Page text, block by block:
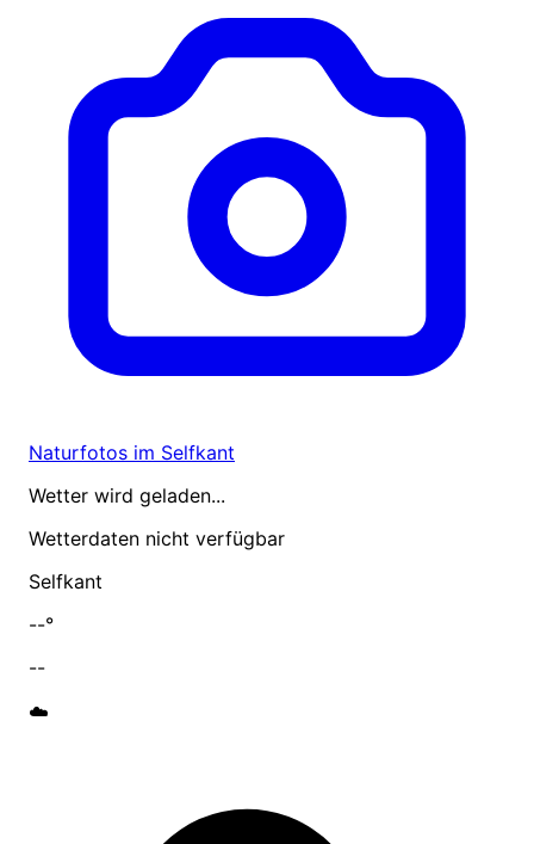
Naturfotos im Selfkant
Wetter wird geladen...
Wetterdaten nicht verfügbar
Selfkant
--°
--
☁️